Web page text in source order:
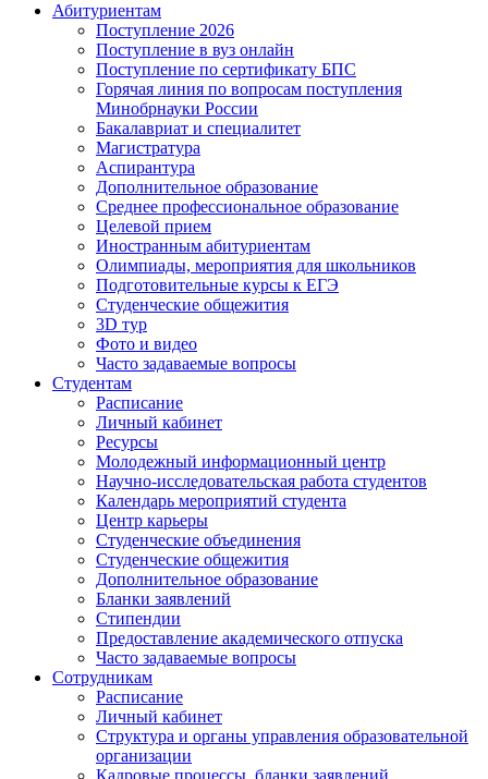
Абитуриентам
Поступление 2026
Поступление в вуз онлайн
Поступление по сертификату БПС
Горячая линия по вопросам поступления
Минобрнауки России
Бакалавриат и специалитет
Магистратура
Аспирантура
Дополнительное образование
Среднее профессиональное образование
Целевой прием
Иностранным абитуриентам
Олимпиады, мероприятия для школьников
Подготовительные курсы к ЕГЭ
Студенческие общежития
3D тур
Фото и видео
Часто задаваемые вопросы
Студентам
Расписание
Личный кабинет
Ресурсы
Молодежный информационный центр
Научно-исследовательская работа студентов
Календарь мероприятий студента
Центр карьеры
Студенческие объединения
Студенческие общежития
Дополнительное образование
Бланки заявлений
Стипендии
Предоставление академического отпуска
Часто задаваемые вопросы
Сотрудникам
Расписание
Личный кабинет
Структура и органы управления образовательной
организации
Кадровые процессы, бланки заявлений